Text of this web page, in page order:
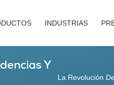
INDUSTRIAS
Y
La Revolución